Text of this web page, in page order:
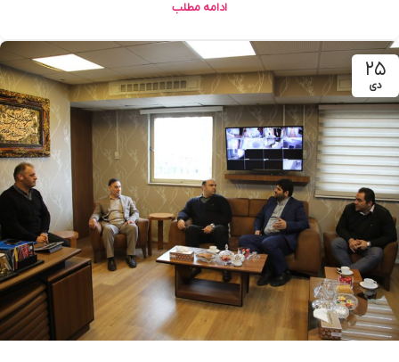
ادامه مطلب
۲۵
دی